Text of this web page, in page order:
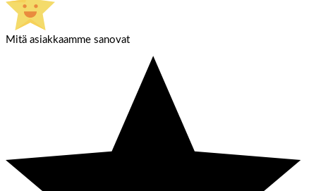
Mitä asiakkaamme sanovat